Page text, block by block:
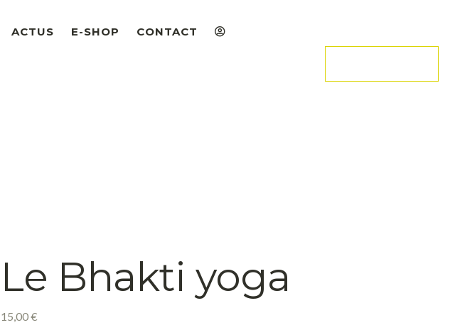
ACTUS E-SHOP CONTACT
Le Bhakti yoga
15,00€